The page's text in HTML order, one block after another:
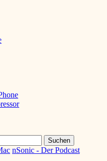
nSonic - Der Podcast